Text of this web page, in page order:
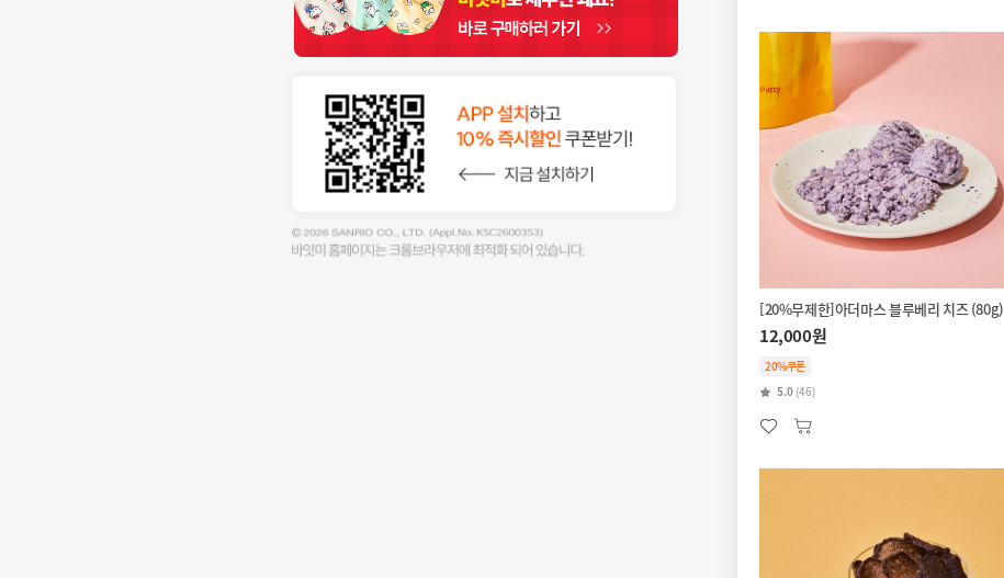
[20%무제한]아더마스 블루베리 치즈 (80g)
12,000원
20%쿠폰
5.0 (46)